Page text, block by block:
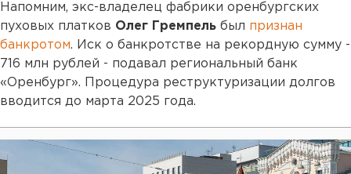
Напомним, экс-владелец фабрики оренбургских
пуховых платков Олег Гремпель был признан
банкротом. Иск о банкротстве на рекордную сумму -
716 млн рублей - подавал региональный банк
«Оренбург». Процедура реструктуризации долгов
вводится до марта 2025 года.